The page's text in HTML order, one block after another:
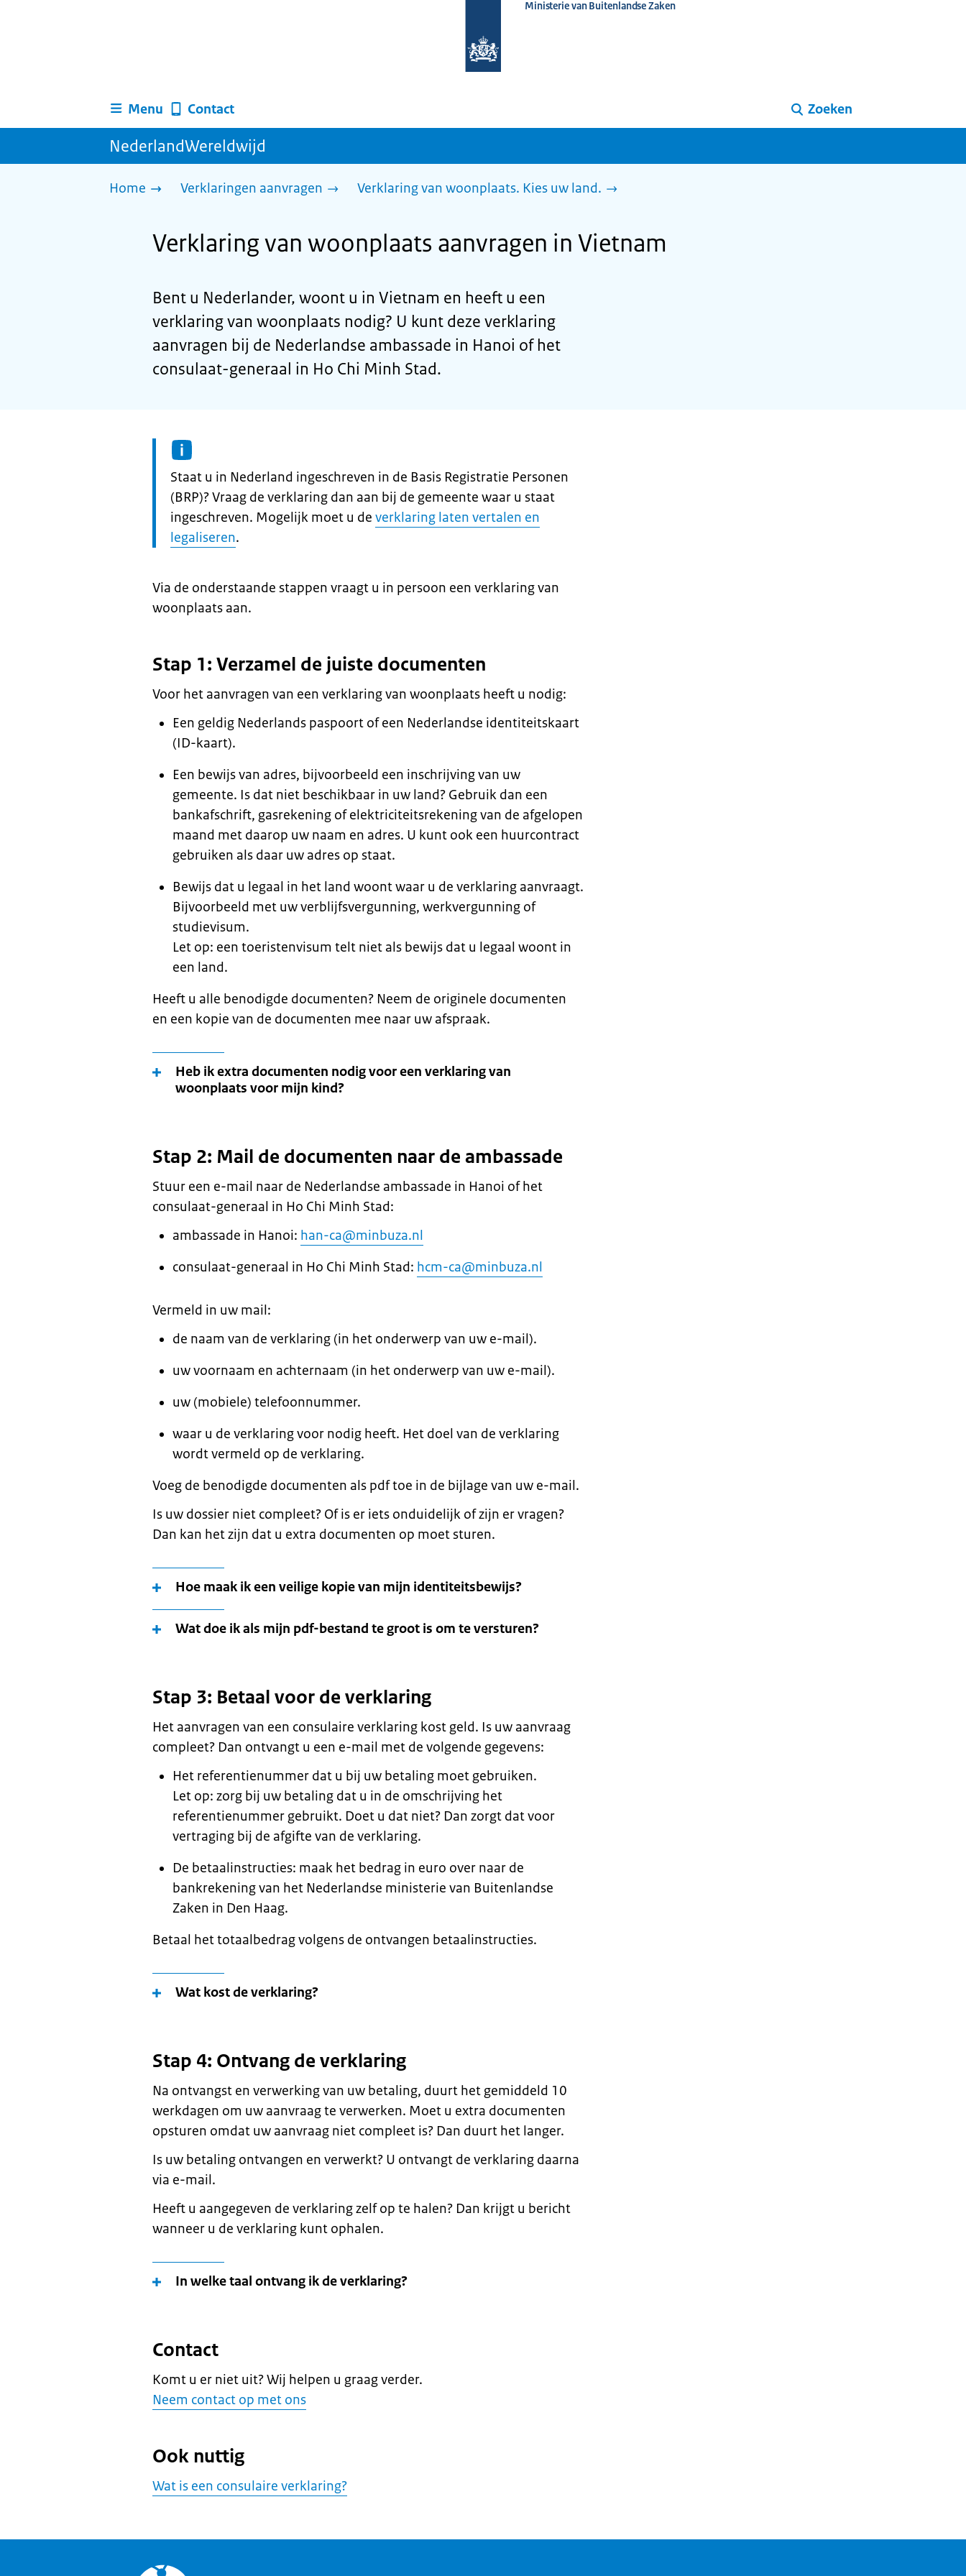
homepage
Ministerie van Buitenlandse Zaken
Menu Contact Zoeken
NederlandWereldwijd
Home Verklaringen aanvragen Verklaring van woonplaats. Kies uw land.
Verklaring van woonplaats aanvragen in Vietnam
Bent u Nederlander, woont u in Vietnam en heeft u een
verklaring van woonplaats nodig? U kunt deze verklaring
aanvragen bij de Nederlandse ambassade in Hanoi of het
consulaat-generaal in Ho Chi Minh Stad.
Informatie:
Staat u in Nederland ingeschreven in de Basis Registratie Personen
(BRP)? Vraag de verklaring dan aan bij de gemeente waar u staat
ingeschreven. Mogelijk moet u de verklaring laten vertalen en
legaliseren.
Via de onderstaande stappen vraagt u in persoon een verklaring van
woonplaats aan.
Stap 1: Verzamel de juiste documenten
Voor het aanvragen van een verklaring van woonplaats heeft u nodig:
Een geldig Nederlands paspoort of een Nederlandse identiteitskaart
(ID-kaart).
Een bewijs van adres, bijvoorbeeld een inschrijving van uw
gemeente. Is dat niet beschikbaar in uw land? Gebruik dan een
bankafschrift, gasrekening of elektriciteitsrekening van de afgelopen
maand met daarop uw naam en adres. U kunt ook een huurcontract
gebruiken als daar uw adres op staat.
Bewijs dat u legaal in het land woont waar u de verklaring aanvraagt.
Bijvoorbeeld met uw verblijfsvergunning, werkvergunning of
studievisum.
Let op: een toeristenvisum telt niet als bewijs dat u legaal woont in
een land.
Heeft u alle benodigde documenten? Neem de originele documenten
en een kopie van de documenten mee naar uw afspraak.
Heb ik extra documenten nodig voor een verklaring van
woonplaats voor mijn kind?
Stap 2: Mail de documenten naar de ambassade
Stuur een e-mail naar de Nederlandse ambassade in Hanoi of het
consulaat-generaal in Ho Chi Minh Stad:
ambassade in Hanoi: han-ca@minbuza.nl
consulaat-generaal in Ho Chi Minh Stad: hcm-ca@minbuza.nl
Vermeld in uw mail:
de naam van de verklaring (in het onderwerp van uw e-mail).
uw voornaam en achternaam (in het onderwerp van uw e-mail).
uw (mobiele) telefoonnummer.
waar u de verklaring voor nodig heeft. Het doel van de verklaring
wordt vermeld op de verklaring.
Voeg de benodigde documenten als pdf toe in de bijlage van uw e-mail.
Is uw dossier niet compleet? Of is er iets onduidelijk of zijn er vragen?
Dan kan het zijn dat u extra documenten op moet sturen.
Hoe maak ik een veilige kopie van mijn identiteitsbewijs?
Wat doe ik als mijn pdf-bestand te groot is om te versturen?
Stap 3: Betaal voor de verklaring
Het aanvragen van een consulaire verklaring kost geld. Is uw aanvraag
compleet? Dan ontvangt u een e-mail met de volgende gegevens:
Het referentienummer dat u bij uw betaling moet gebruiken.
Let op: zorg bij uw betaling dat u in de omschrijving het
referentienummer gebruikt. Doet u dat niet? Dan zorgt dat voor
vertraging bij de afgifte van de verklaring.
De betaalinstructies: maak het bedrag in euro over naar de
bankrekening van het Nederlandse ministerie van Buitenlandse
Zaken in Den Haag.
Betaal het totaalbedrag volgens de ontvangen betaalinstructies.
Wat kost de verklaring?
Stap 4: Ontvang de verklaring
Na ontvangst en verwerking van uw betaling, duurt het gemiddeld 10
werkdagen om uw aanvraag te verwerken. Moet u extra documenten
opsturen omdat uw aanvraag niet compleet is? Dan duurt het langer.
Is uw betaling ontvangen en verwerkt? U ontvangt de verklaring daarna
via e-mail.
Heeft u aangegeven de verklaring zelf op te halen? Dan krijgt u bericht
wanneer u de verklaring kunt ophalen.
In welke taal ontvang ik de verklaring?
Contact
Komt u er niet uit? Wij helpen u graag verder.
Neem contact op met ons
Ook nuttig
Wat is een consulaire verklaring?